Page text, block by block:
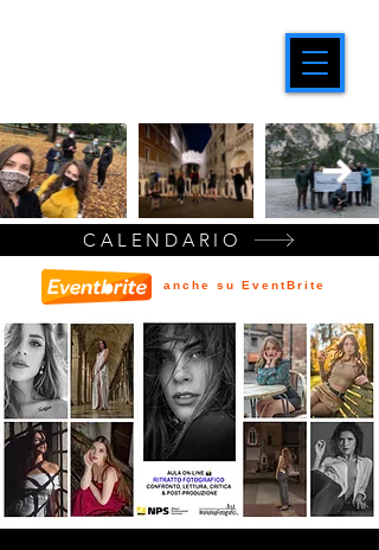
CALENDARIO
anche su EventBrite